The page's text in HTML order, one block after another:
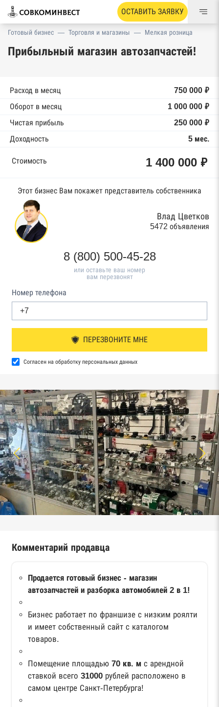
ОСТАВИТЬ ЗАЯВКУ
Готовый бизнес — Торговля и магазины — Мелкая розница
Прибыльный магазин автозапчастей!
Расход в месяц
750 000 ₽
Оборот в месяц
1 000 000 ₽
Чистая прибыль
250 000 ₽
Доходность
5 мес.
Стоимость 1 400 000 ₽
Этот бизнес Вам покажет представитель собственника
Влад Цветков
5472 объявления
8 (800) 500-45-28
или оставьте ваш номер
вам перезвонят
Номер телефона
ПЕРЕЗВОНИТЕ МНЕ
Согласен на обработку персональных данных
Комментарий продавца
Продается готовый бизнес - магазин
автозапчастей и разборка автомобилей 2 в 1!
Бизнес работает по франшизе с низким роялти
и имеет собственный сайт с каталогом
товаров.
Помещение площадью 70 кв. м с арендной
ставкой всего 31000 рублей расположено в
самом центре Санкт-Петербурга!